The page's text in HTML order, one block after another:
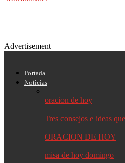
Advertisement
Portada
Noticias
oracion de hoy
Tres consejos e ideas
ORACION DE HOY
misa de hoy domingo